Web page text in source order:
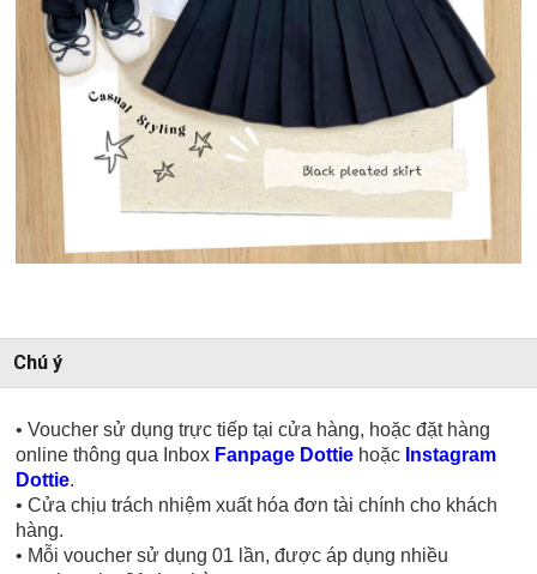
Chú ý
• Voucher sử dụng trực tiếp tại cửa hàng, hoặc đặt hàng
online thông qua Inbox Fanpage Dottie hoặc Instagram
Dottie.
• Cửa chịu trách nhiệm xuất hóa đơn tài chính cho khách
hàng.
• Mỗi voucher sử dụng 01 lần, được áp dụng nhiều